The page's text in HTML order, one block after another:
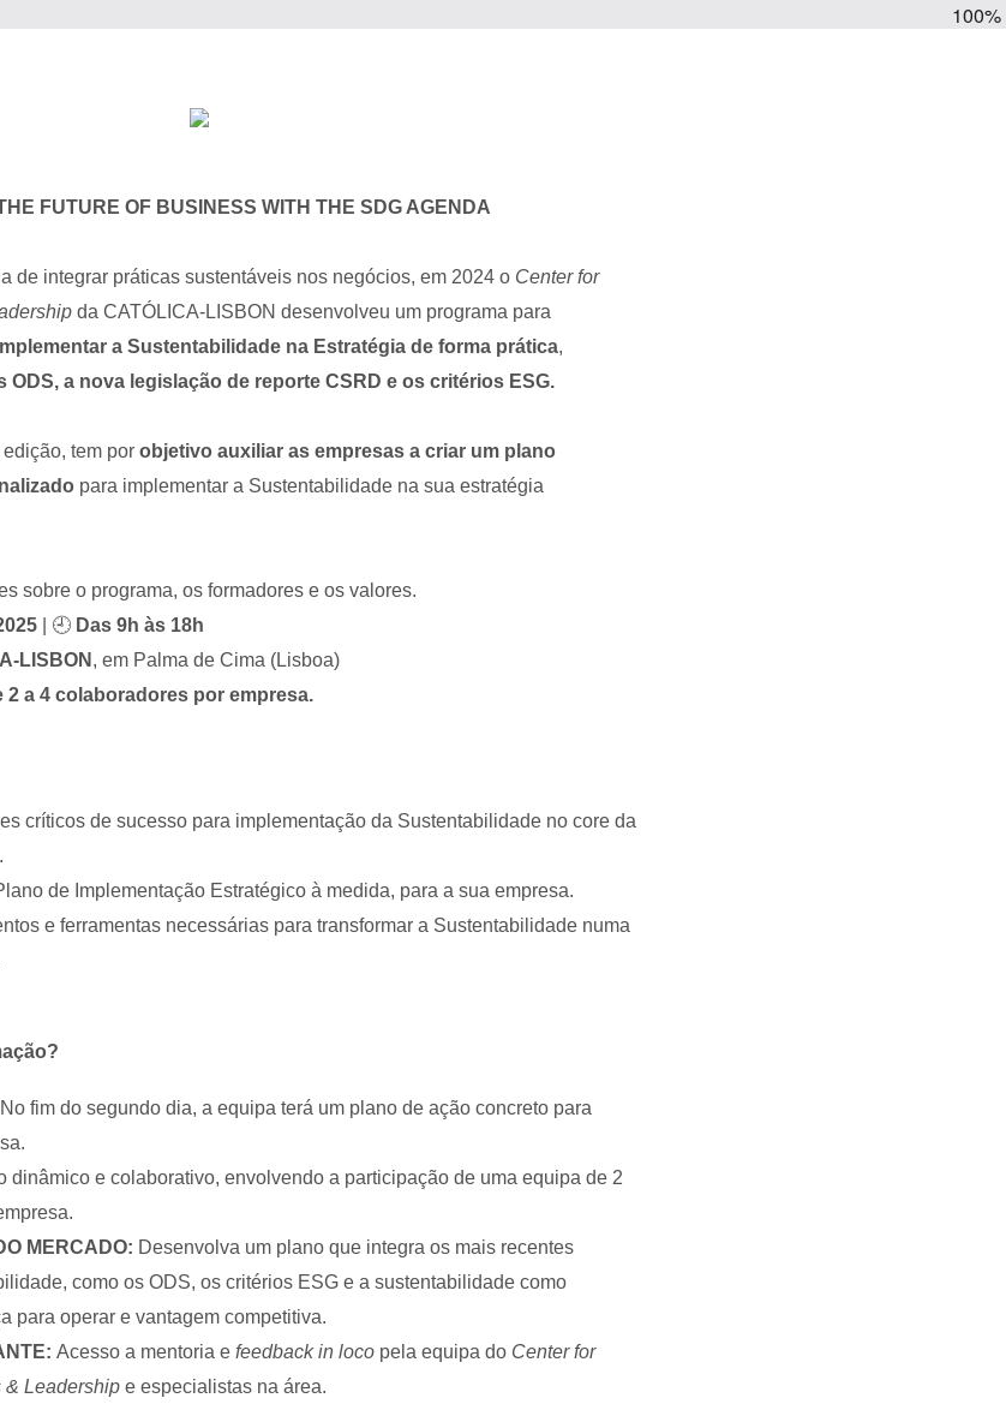
100%
FUTURE OF BUSINESS WITH THE SDG AGENDA
de integrar práticas sustentáveis nos negócios, em 2024 o Center for
da CATÓLICA-LISBON desenvolveu um programa para
a Sustentabilidade na Estratégia de forma prática,
ODS, a nova legislação de reporte CSRD e os critérios ESG.
tem por objetivo auxiliar as empresas a criar um plano
para implementar a Sustentabilidade na sua estratégia
sobre o programa, os formadores e os valores.
| 🕘 Das 9h às 18h
LISBON , em Palma de Cima (Lisboa)
2 a 4 colaboradores por empresa.
críticos de sucesso para implementação da Sustentabilidade no core da
de Implementação Estratégico à medida, para a sua empresa.
e ferramentas necessárias para transformar a Sustentabilidade numa
No fim do segundo dia, a equipa terá um plano de ação concreto para
dinâmico e colaborativo, envolvendo a participação de uma equipa de 2
MERCADO: Desenvolva um plano que integra os mais recentes
como os ODS, os critérios ESG e a sustentabilidade como
para operar e vantagem competitiva.
Acesso a mentoria e feedback in loco pela equipa do Center for
Leadership e especialistas na área.